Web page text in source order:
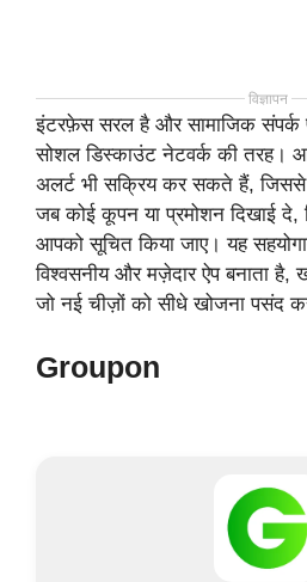
विज्ञापन
इंटरफ़ेस सरल है और सामाजिक
सोशल डिस्काउंट नेटवर्क की तरह।
अलर्ट भी सक्रिय कर सकते हैं, जिससे
जब कोई कूपन या प्रमोशन दिखाई
आपको सूचित किया जाए। यह
विश्वसनीय और मज़ेदार ऐप बनाता
जो नई चीज़ों को सीधे खोजना पसंद
Groupon